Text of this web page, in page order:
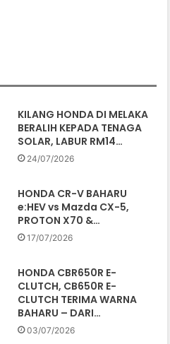
KILANG HONDA DI MELAKA
BERALIH KEPADA TENAGA
SOLAR, LABUR RM14…
24/07/2026
HONDA CR-V BAHARU
e:HEV vs Mazda CX-5,
PROTON X70 &…
17/07/2026
HONDA CBR650R E-
CLUTCH, CB650R E-
CLUTCH TERIMA WARNA
BAHARU – DARI…
03/07/2026